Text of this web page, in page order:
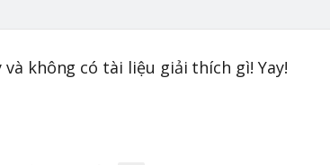
không có tài liệu giải thích gì! Yay!